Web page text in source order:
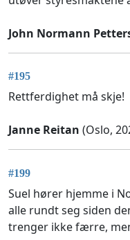
John Normann
#195
Rettferdighet må skje!
Janne Reitan (Oslo,
#199
Suel hører hjemme i
alle rundt seg siden
trenger ikke færre,